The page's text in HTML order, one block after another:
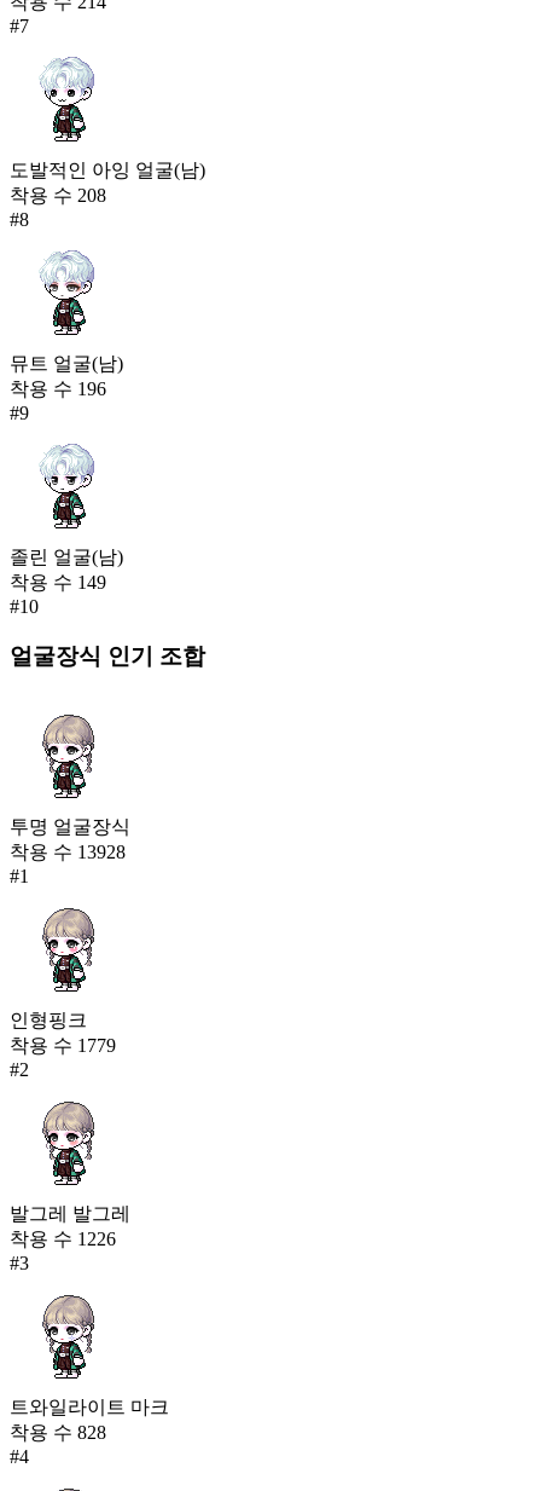
#7
도발적인 아잉 얼굴(남)
착용 수 208
#8
뮤트 얼굴(남)
착용 수 196
#9
졸린 얼굴(남)
착용 수 149
#10
얼굴장식 인기 조합
투명 얼굴장식
착용 수 13928
#1
인형핑크
착용 수 1779
#2
발그레 발그레
착용 수 1226
#3
트와일라이트 마크
착용 수 828
#4